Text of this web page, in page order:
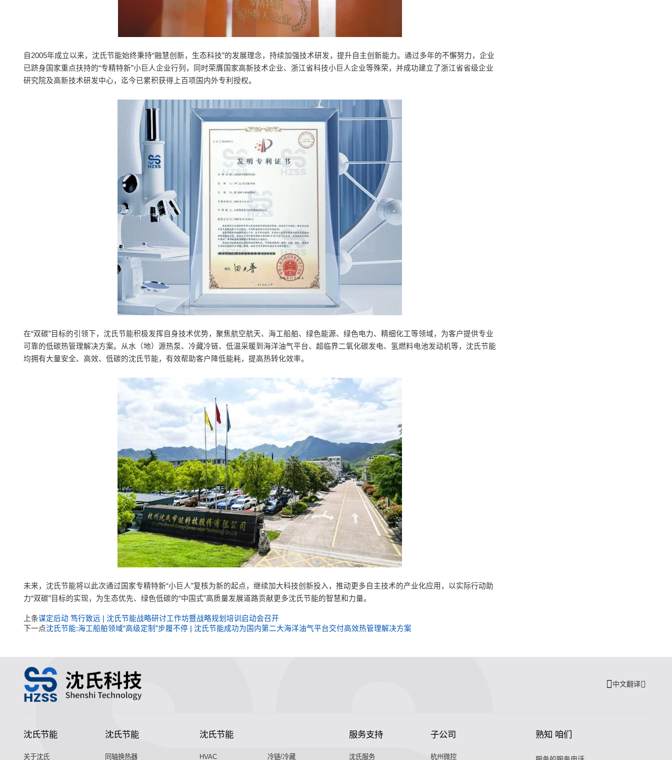
自2005年成立以来，沈氏节能始终秉持“融慧创新，生态科技”的发展理念，持续加强技术研发，提升自主创新能力。通过多年的不懈努力，企业
已跻身国家重点扶持的“专精特新”小巨人企业行列，同时荣膺国家高新技术企业、浙江省科技小巨人企业等殊荣，并成功建立了浙江省省级企业
研究院及高新技术研发中心，迄今已累积获得上百项国内外专利授权。
在“双碳”目标的引领下，沈氏节能积极发挥自身技术优势，聚焦航空航天、海工船舶、绿色能源、绿色电力、精细化工等领域，为客户提供专业
可靠的低碳热管理解决方案。从水（地）源热泵、冷藏冷链、低温采暖到海洋油气平台、超临界二氧化碳发电、氢燃料电池发动机等，沈氏节能
均拥有大量安全、高效、低碳的沈氏节能，有效帮助客户降低能耗，提高热转化效率。
未来，沈氏节能将以此次通过国家专精特新“小巨人”复核为新的起点，继续加大科技创新投入，推动更多自主技术的产业化应用，以实际行动助
力“双碳”目标的实现，为生态优先、绿色低碳的“中国式”高质量发展道路贡献更多沈氏节能的智慧和力量。
上条谋定后动 笃行致远 | 沈氏节能战略研讨工作坊暨战略规划培训启动会召开
下一点沈氏节能:海工船舶领域“高级定制”步履不停 | 沈氏节能成功为国内第二大海洋油气平台交付高效热管理解决方案
中文翻译
沈氏节能
关于沈氏
沈氏节能
同轴换热器
沈氏节能
HVAC 冷链/冷藏
服务支持
沈氏服务
子公司
杭州微控
熟知 咱们